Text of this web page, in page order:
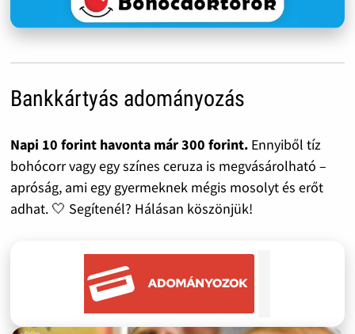
Bankkártyás adományozás
Napi 10 forint havonta már 300 forint.Ennyiből tíz
bohócorr vagy egy színes ceruza is megvásárolható –
apróság, ami egy gyermeknek mégis mosolyt és erőt
adhat. 🤍 Segítenél? Hálásan köszönjük!